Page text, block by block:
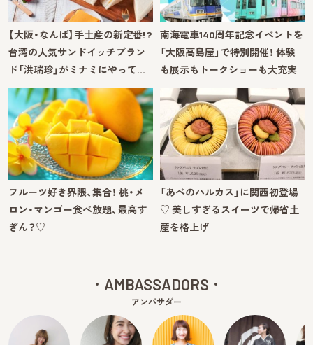
【大阪・なんば】手土産の新定番!?
台湾の人気サンドイッチブラン
ド「洪瑞珍」がミナミにやって…
南海電車140周年記念イベントを
「大阪高島屋」で特別開催！ 体験
も展示もトークショーも大充実
フルーツ好き界隈、集合！ 桃・メ
ロン・マンゴー食べ放題、最高す
ぎん？♡
「あべのハルカス」に関西初登場
♡ 美しすぎるスイーツで帰省土
産を格上げ
AMBASSADORS
アンバサダー